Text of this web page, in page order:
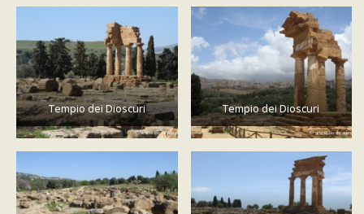
Tempio dei Dioscuri Tempio dei Dioscuri